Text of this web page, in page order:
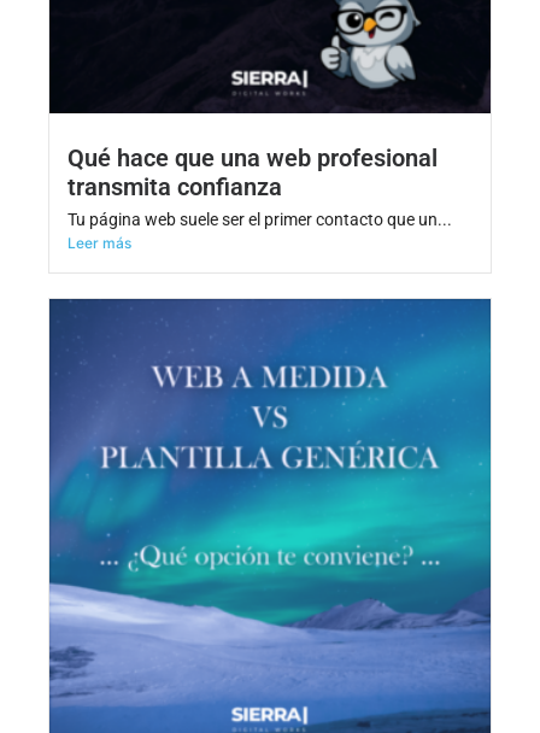
Qué hace que una web profesional
transmita confianza
Tu página web suele ser el primer contacto que un...
Leer más